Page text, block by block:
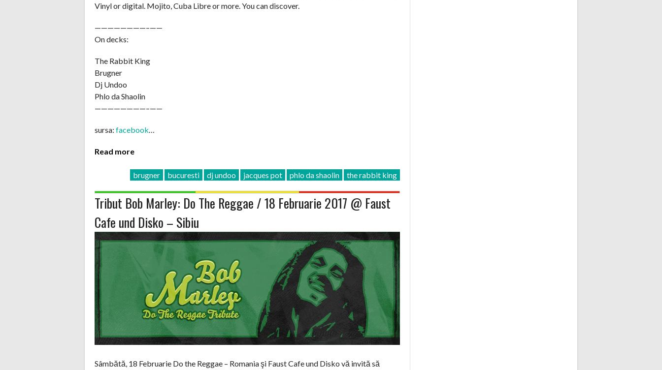
Vinyl or digital. Mojito, Cuba Libre or more. You can discover.
————————–——
On decks:
The Rabbit King
Brugner
Dj Undoo
Phlo da Shaolin
————————–——
sursa: facebook
Read more
brugner bucuresti dj undoo jacques pot phlo da shaolin the rabbit king
Tribut Bob Marley: Do The Reggae / 18 Februarie 2017 @ Faust
Cafe und Disko – Sibiu
Sâmbătă, 18 Februarie Do the Reggae – Romania şi Faust Cafe und Disko vă invită să